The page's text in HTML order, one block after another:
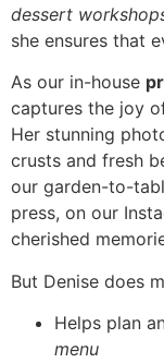
dessert
she ensures that
As our in-house
captures the joy
Her stunning
crusts and fresh
our garden-to-
press, on our
cherished
But Denise does
Helps plan
menu